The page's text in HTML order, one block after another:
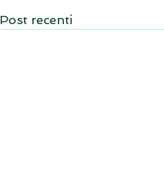
Post recenti